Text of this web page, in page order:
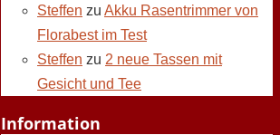
Steffen zu Akku Rasentrimmer von
Florabest im Test
Steffen zu 2 neue Tassen mit
Gesicht und Tee
Information